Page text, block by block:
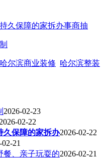
久保障的家拆办事商抽
哈尔滨商业装修 哈尔滨整装
2026-02-23
2026-02-22
久保障的家拆办2026-02-22
21
餐、亲子玩耍的2026-02-21